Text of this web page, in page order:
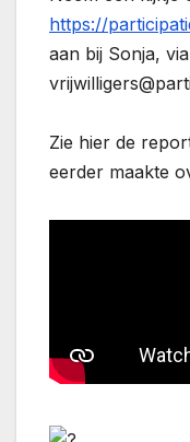
https://
aan bij Sonja, via
Zie hier de
eerder maakte